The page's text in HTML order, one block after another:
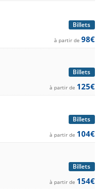
Billets
à partir de 98€
Billets
à partir de 125€
Billets
à partir de 104€
Billets
à partir de 154€